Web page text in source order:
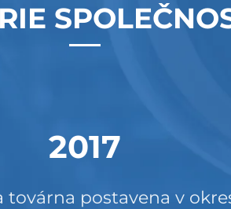
2023
prošla certifikací TUV